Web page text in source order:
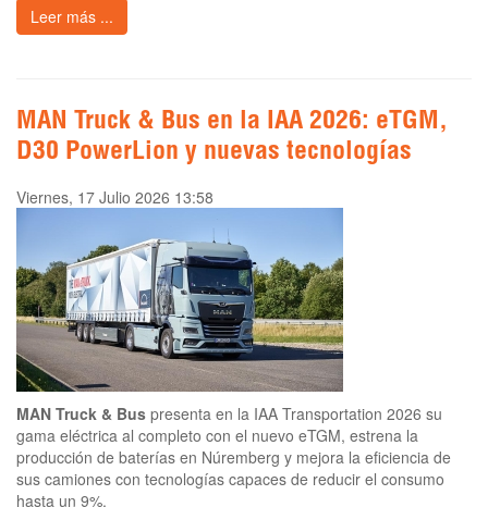
Leer más ...
MAN Truck & Bus en la IAA 2026: eTGM,
D30 PowerLion y nuevas tecnologías
Viernes, 17 Julio 2026 13:58
MAN Truck & Bus presenta en la IAA Transportation 2026 su
gama eléctrica al completo con el nuevo eTGM, estrena la
producción de baterías en Núremberg y mejora la eficiencia de
sus camiones con tecnologías capaces de reducir el consumo
hasta un 9%.